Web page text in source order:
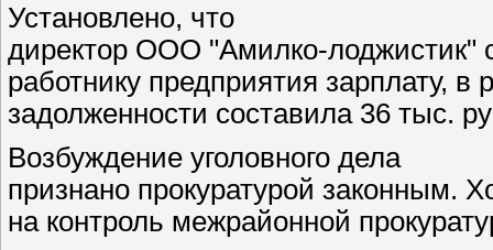
Установлено, что
директор ООО "Амилко-лоджистик"
работнику предприятия зарплату, в
задолженности составила 36 тыс.
Возбуждение уголовного дела
признано прокуратурой законным.
на контроль межрайонной